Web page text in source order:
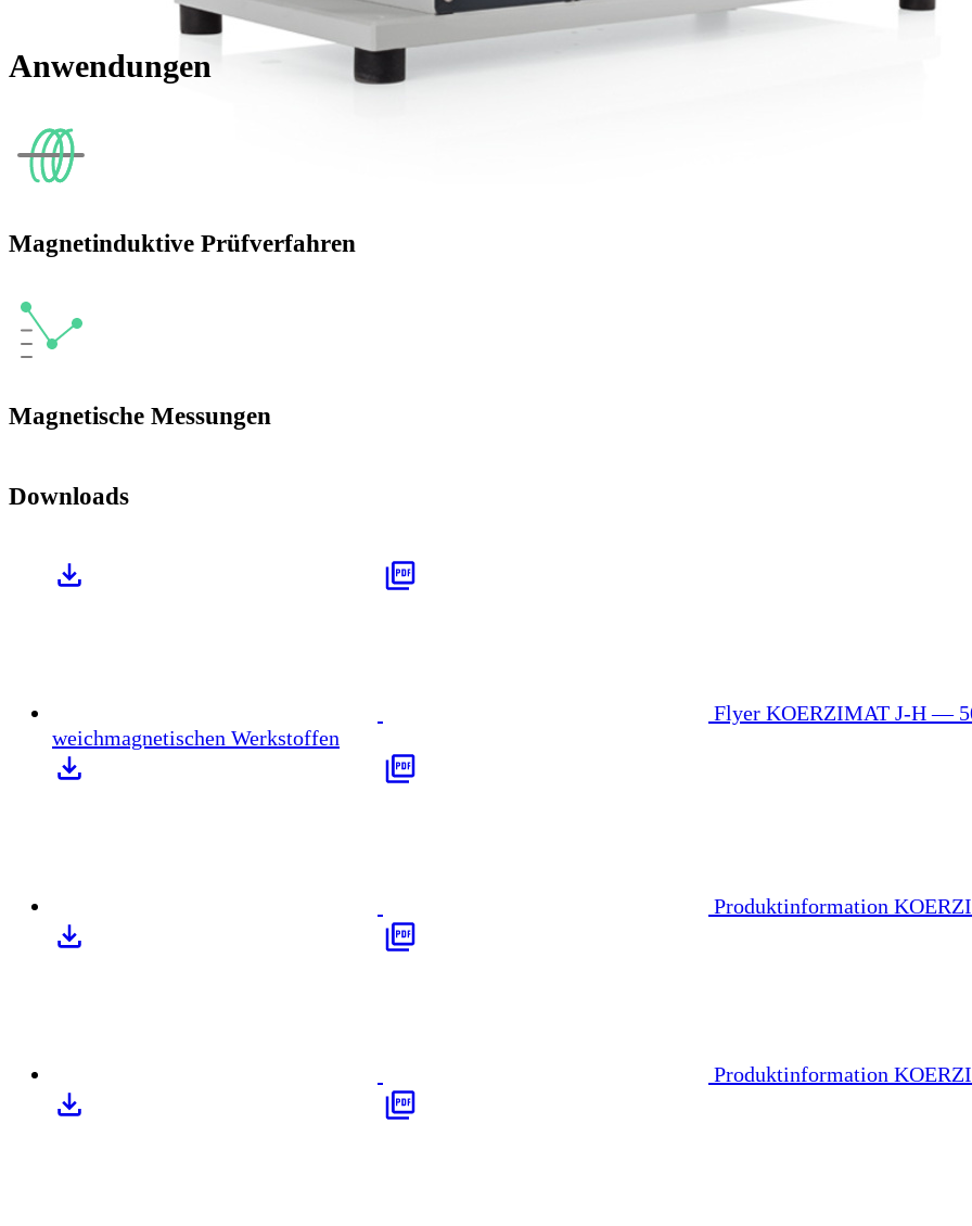
Anwendungen
Magnetinduktive Prüfverfahren
Magnetische Messungen
Downloads
Flyer KOERZIMAT J-H —
weichmagnetischen Werkstoffen
Produktinformation
Produktinformation